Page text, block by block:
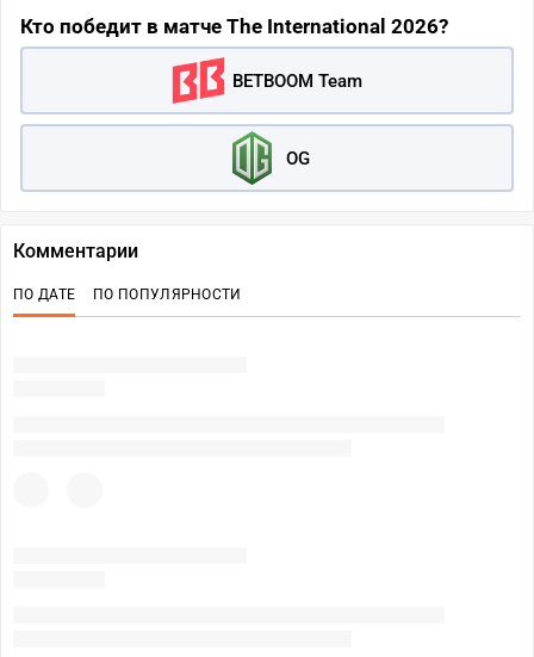
Кто победит в матче The International 2026?
BETBOOM Team
OG
Комментарии
ПО ДАТЕ ПО ПОПУЛЯРНОСТИ